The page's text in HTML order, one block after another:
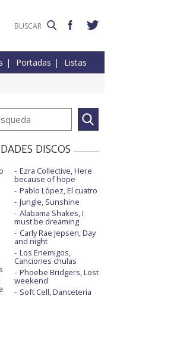
Portadas Listas
DISCOS
Ezra Collective, Here
because of hope
Pablo López, El cuatro
Jungle, Sunshine
Alabama Shakes, I
must be dreaming
Carly Rae Jepsen, Day
and night
Los Enemigos,
Canciones chulas
Phoebe Bridgers, Lost
weekend
Soft Cell, Danceteria